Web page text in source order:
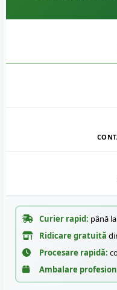
Curier rapid: până
Ridicare gratuită
Procesare rapidă:
Ambalare